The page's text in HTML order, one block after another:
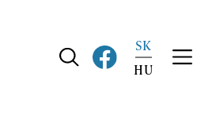
SK
HU